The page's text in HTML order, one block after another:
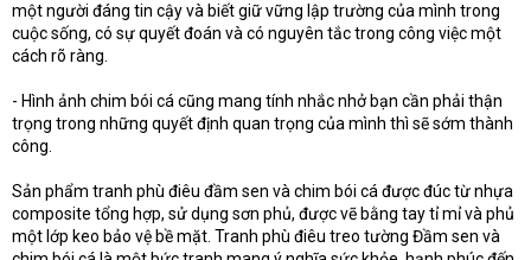
một người đáng tin cậy và biết giữ vững lập trường của mình trong
cuộc sống, có sự quyết đoán và có nguyên tắc trong công việc một
cách rõ ràng.
- Hình ảnh chim bói cá cũng mang tính nhắc nhở bạn cần phải thận
trọng trong những quyết định quan trọng của mình thì sẽ sớm thành
công.
Sản phẩm tranh phù điêu đầm sen và chim bói cá được đúc từ nhựa
composite tổng hợp, sử dụng sơn phủ, được vẽ bằng tay tỉ mỉ và phủ
một lớp keo bảo vệ bề mặt. Tranh phù điêu treo tường Đầm sen và